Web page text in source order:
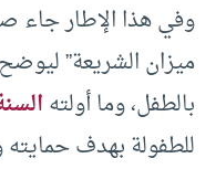
وفي هذا الإطار جاء
ميزان الشريعة”
بالطفل، وما أولته
للطفولة بهدف